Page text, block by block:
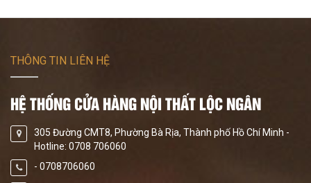
THÔNG TIN LIÊN HỆ
HỆ THỐNG CỬA HÀNG NỘI THẤT LỘC NGÂN
305 Đường CMT8, Phường Bà Rịa, Thành phố Hồ Chí Minh -
Hotline: 0708 706060
- 0708706060